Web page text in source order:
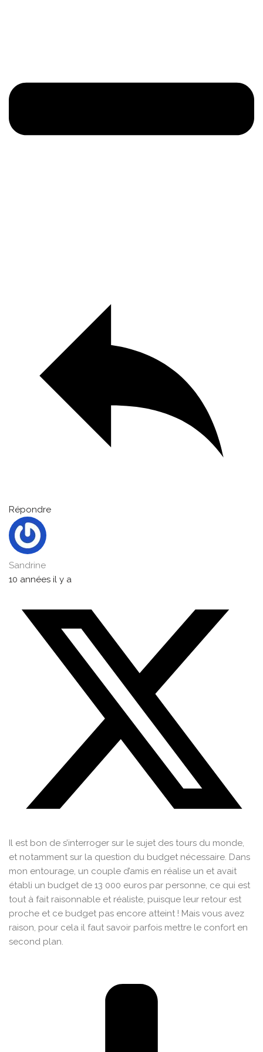
Répondre
Sandrine
10 années il y a
Il est bon de s’interroger sur le sujet des tours du monde,
et notamment sur la question du budget nécessaire. Dans
mon entourage, un couple d’amis en réalise un et avait
établi un budget de 13 000 euros par personne, ce qui est
tout à fait raisonnable et réaliste, puisque leur retour est
proche et ce budget pas encore atteint ! Mais vous avez
raison, pour cela il faut savoir parfois mettre le confort en
second plan.